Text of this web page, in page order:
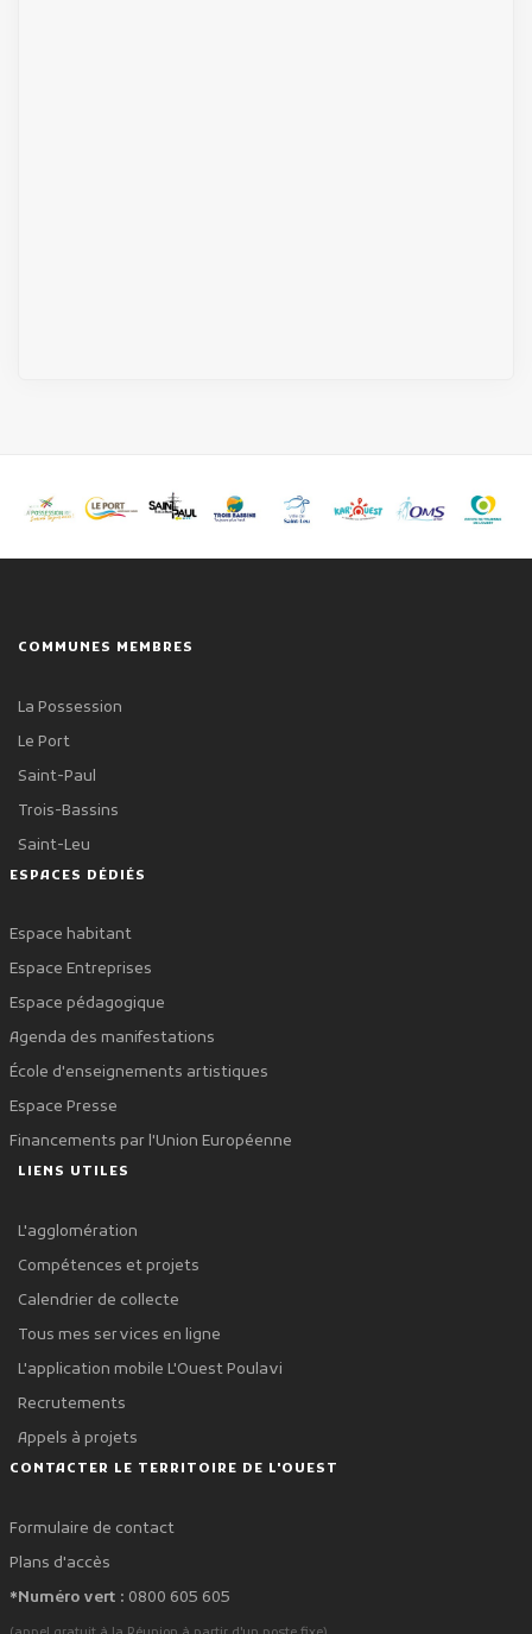
COMMUNES MEMBRES
La Possession
Le Port
Saint-Paul
Trois-Bassins
Saint-Leu
ESPACES DÉDIÉS
Espace habitant
Espace Entreprises
Espace pédagogique
Agenda des manifestations
École d'enseignements artistiques
Espace Presse
Financements par l'Union Européenne
LIENS UTILES
L'agglomération
Compétences et projets
Calendrier de collecte
Tous mes services en ligne
L'application mobile L'Ouest Poulavi
Recrutements
Appels à projets
CONTACTER LE TERRITOIRE DE L'OUEST
Formulaire de contact
Plans d'accès
*Numéro vert : 0800 605 605